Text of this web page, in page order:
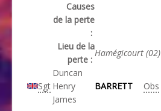
Causes
de la perte
:
Lieu de la
perte :
Hamégicourt (02)
Sgt
Duncan
Henry
James
BARRETT Obs